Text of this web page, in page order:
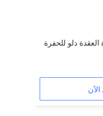
دلو للحفرة